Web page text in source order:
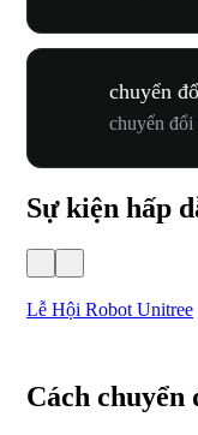
chuyển
chuyển
Sự kiện hấp
Lễ Hội Robot Unitree
Cách chuyển